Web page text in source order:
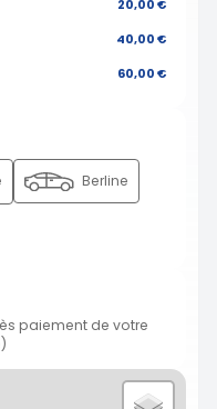
20,00 €
40,00 €
60,00 €
Berline
paiement de votre